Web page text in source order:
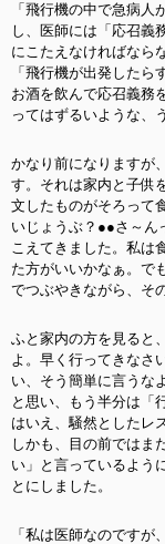
「飛行機の中で急病
し、医師には「応召義
にこたえなければなら
「飛行機が出発した
お酒を飲んで応召義務
ってはずるいような、
かなり前になりますが
す。それは家内と子供
文したものがそろって
いじょうぶ？●●さ～ん
こえてきました。私は
た方がいいかなぁ。で
でつぶやきながら、そ
ふと家内の方を見ると
よ。早く行ってきなさ
い、そう簡単に言うな
と思い、もう半分は「
はいえ、騒然としたレ
しかも、目の前ではま
い」と言っているよう
とにしました。
「私は医師なのです